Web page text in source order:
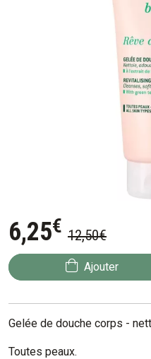
6,25€ 12,50€
Ajouter
Gelée de douche corps -
Toutes peaux.